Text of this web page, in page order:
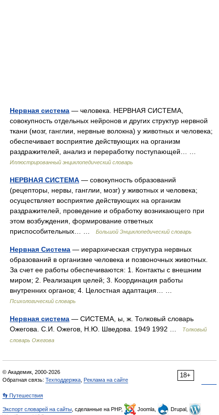
Нервная система — человека. НЕРВНАЯ СИСТЕМА,
совокупность отдельных нейронов и других структур нервной
ткани (мозг, ганглии, нервные волокна) у животных и человека;
обеспечивает восприятие действующих на организм
раздражителей, анализ и переработку поступающей… …
Иллюстрированный энциклопедический словарь
НЕРВНАЯ СИСТЕМА — совокупность образований
(рецепторы, нервы, ганглии, мозг) у животных и человека;
осуществляет восприятие действующих на организм
раздражителей, проведение и обработку возникающего при
этом возбуждения, формирование ответных
приспособительных… …
Большой Энциклопедический словарь
Нервная Система — иерархическая структура нервных
образований в организме человека и позвоночных животных.
За счет ее работы обеспечиваются: 1. Контакты с внешним
миром; 2. Реализация целей; 3. Координация работы
внутренних органов; 4. Целостная адаптация… …
Психологический словарь
Нервная система — СИСТЕМА, ы, ж. Толковый словарь
Ожегова. С.И. Ожегов, Н.Ю. Шведова. 1949 1992 …
Толковый
словарь Ожегова
18+
© Академик, 2000-2026
Обратная связь: Техподдержка Реклама на сайте
👣 Путешествия
Экспорт словарей на сайты , сделанные на PHP, Joomla,
Drupal,